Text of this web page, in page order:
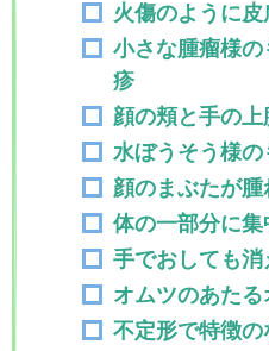
火傷のように
小さな腫瘤様
疹
顔の頬と手の
水ぼうそう様
顔のまぶたが腫
体の一部分に
手でおしても
オムツのあた
不定形で特徴の